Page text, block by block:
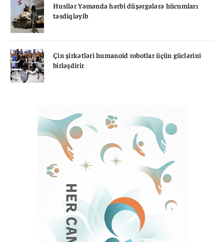
Husilər Yəməndə hərbi düşərgələrə hücumları
təsdiqləyib
Çin şirkətləri humanoid robotlar üçün güclərini
birləşdirir